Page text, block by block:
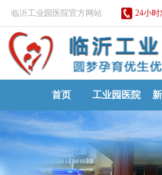
临沂工业园医院官方网站 24小
首页 工业园医院